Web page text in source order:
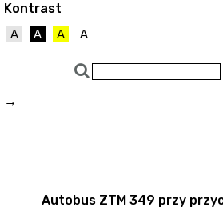
Kontrast
A A A A
→
Autobus ZTM 349 przy